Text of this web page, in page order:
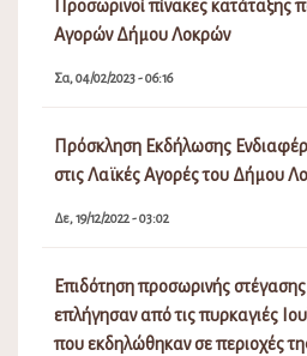
Προσωρινοί πίνακες κατάταξης
Αγορών Δήμου Λοκρών
Σα, 04/02/2023 - 06:16
Πρόσκληση Εκδήλωσης
στις Λαϊκές Αγορές του Δήμου
Δε, 19/12/2022 - 03:02
Επιδότηση προσωρινής
επλήγησαν από τις πυρκαγιές
που εκδηλώθηκαν σε περιοχές